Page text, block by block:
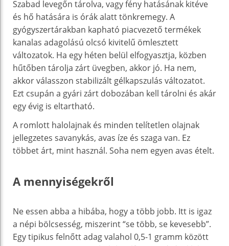
Szabad levegőn tárolva, vagy fény hatásának kitéve
és hő hatására is órák alatt tönkremegy. A
gyógyszertárakban kapható piacvezető termékek
kanalas adagolású olcsó kivitelű ömlesztett
változatok. Ha egy héten belül elfogyasztja, közben
hűtőben tárolja zárt üvegben, akkor jó. Ha nem,
akkor válasszon stabilizált gélkapszulás változatot.
Ezt csupán a gyári zárt dobozában kell tárolni és akár
egy évig is eltartható.
A romlott halolajnak és minden telítetlen olajnak
jellegzetes savanykás, avas íze és szaga van. Ez
többet árt, mint használ. Soha nem egyen avas ételt.
A mennyiségekről
Ne essen abba a hibába, hogy a több jobb. Itt is igaz
a népi bölcsesség, miszerint “se több, se kevesebb”.
Egy tipikus felnőtt adag valahol 0,5-1 gramm között